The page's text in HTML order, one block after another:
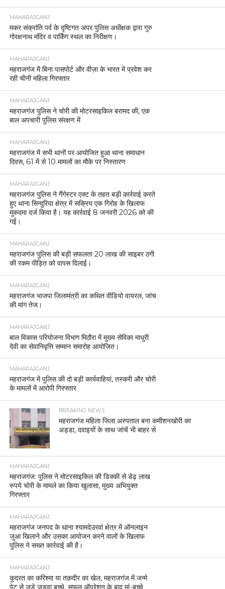
MAHARAJGANJ
मकर संक्रांति पर्व के दृष्टिगत अपर पुलिस अधीक्षक द्वारा गुरु
गोरक्षनाथ मंदिर व पार्किंग स्थल का निरीक्षण।
MAHARAJGANJ
महराजगंज में बिना पासपोर्ट और वीज़ा के भारत में प्रवेश कर
रही चीनी महिला गिरफ्तार
MAHARAJGANJ
महराजगंज पुलिस ने चोरी की मोटरसाइकिल बरामद की, एक
बाल अपचारी पुलिस संरक्षण में
MAHARAJGANJ
महराजगंज में सभी थानों पर आयोजित हुआ थाना समाधान
दिवस, 61 में से 10 मामलों का मौके पर निस्तारण
MAHARAJGANJ
महराजगंज पुलिस ने गैंगेस्टर एक्ट के तहत बड़ी कार्रवाई करते
हुए थाना सिन्दुरिया क्षेत्र में सक्रिय एक गिरोह के खिलाफ
मुकदमा दर्ज किया है। यह कार्रवाई 8 जनवरी 2026 को की
गई।
MAHARAJGANJ
महराजगंज पुलिस की बड़ी सफलता 20 लाख की साइबर ठगी
की रकम पीड़ित को वापस दिलाई।
MAHARAJGANJ
महराजगंज भाजपा जिलामंत्री का कथित वीडियो वायरल, जांच
की मांग तेज।
MAHARAJGANJ
बाल विकास परियोजना विभाग मिठौरा में मुख्य सेविका माधुरी
देवी का सेवानिवृत्ति सम्मान समारोह आयोजित।
MAHARAJGANJ
महराजगंज में पुलिस की दो बड़ी कार्यवाहियां, तस्करी और चोरी
के मामलों में आरोपी गिरफ्तार
BREAKING NEWS
महराजगंज महिला जिला अस्पताल बना कमीशनखोरी का
अड्डा, दवाइयों के साथ जांचें भी बाहर से
MAHARAJGANJ
महराजगंज: पुलिस ने मोटरसाइकिल की डिक्की से डेढ़ लाख
रुपये चोरी के मामले का किया खुलासा, मुख्य अभियुक्त
गिरफ्तार
MAHARAJGANJ
महराजगंज जनपद के थाना श्यामदेउरवां क्षेत्र में ऑनलाइन
जुआ खिलाने और उसका आयोजन करने वालों के खिलाफ
पुलिस ने सख्त कार्रवाई की है।
MAHARAJGANJ
कुदरत का करिश्मा या तक़दीर का खेल, महराजगंज में जन्मे
पेट से जुड़े जुड़वा बच्चे, सफल ऑपरेशन के बाद मां-बच्चे